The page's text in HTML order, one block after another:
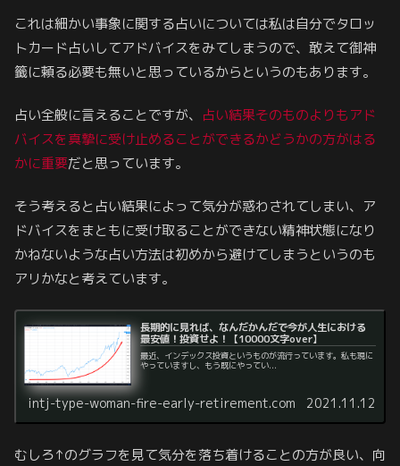
これは細かい事象に関する占いについては私は自分でタロッ
トカード占いしてアドバイスをみてしまうので、敢えて御神
籤に頼る必要も無いと思っているからというのもあります。
占い全般に言えることですが、 占い結果そのものよりもアド
バイスを真摯に受け止めることができるかどうかの方がはる
かに重要だと思っています。
そう考えると占い結果によって気分が惑わされてしまい、ア
ドバイスをまともに受け取ることができない精神状態になり
かねないような占い方法は初めから避けてしまうというのも
アリかなと考えています。
長期的に見れば、なんだかんだで今が人生における
最安値！投資せよ！【10000文字over】
最近、インデックス投資というものが流行っています。私も現に
やっていますし、もう既にやってい...
intj-type-woman-fire-early-retirement.com 2021.11.12
むしろ↑のグラフを見て気分を落ち着けることの方が良い、向